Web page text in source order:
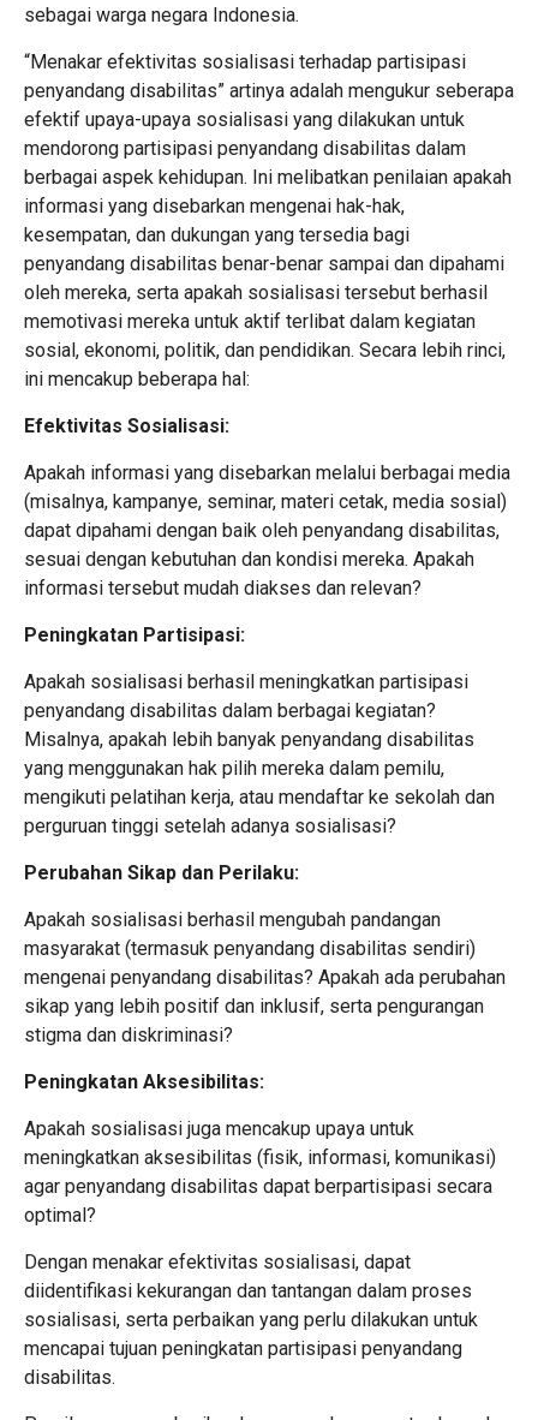
sebagai warga negara Indonesia.
“Menakar efektivitas sosialisasi terhadap partisipasi
penyandang disabilitas” artinya adalah mengukur seberapa
efektif upaya-upaya sosialisasi yang dilakukan untuk
mendorong partisipasi penyandang disabilitas dalam
berbagai aspek kehidupan. Ini melibatkan penilaian apakah
informasi yang disebarkan mengenai hak-hak,
kesempatan, dan dukungan yang tersedia bagi
penyandang disabilitas benar-benar sampai dan dipahami
oleh mereka, serta apakah sosialisasi tersebut berhasil
memotivasi mereka untuk aktif terlibat dalam kegiatan
sosial, ekonomi, politik, dan pendidikan. Secara lebih rinci,
ini mencakup beberapa hal:
Efektivitas Sosialisasi:
Apakah informasi yang disebarkan melalui berbagai media
(misalnya, kampanye, seminar, materi cetak, media sosial)
dapat dipahami dengan baik oleh penyandang disabilitas,
sesuai dengan kebutuhan dan kondisi mereka. Apakah
informasi tersebut mudah diakses dan relevan?
Peningkatan Partisipasi:
Apakah sosialisasi berhasil meningkatkan partisipasi
penyandang disabilitas dalam berbagai kegiatan?
Misalnya, apakah lebih banyak penyandang disabilitas
yang menggunakan hak pilih mereka dalam pemilu,
mengikuti pelatihan kerja, atau mendaftar ke sekolah dan
perguruan tinggi setelah adanya sosialisasi?
Perubahan Sikap dan Perilaku:
Apakah sosialisasi berhasil mengubah pandangan
masyarakat (termasuk penyandang disabilitas sendiri)
mengenai penyandang disabilitas? Apakah ada perubahan
sikap yang lebih positif dan inklusif, serta pengurangan
stigma dan diskriminasi?
Peningkatan Aksesibilitas:
Apakah sosialisasi juga mencakup upaya untuk
meningkatkan aksesibilitas (fisik, informasi, komunikasi)
agar penyandang disabilitas dapat berpartisipasi secara
optimal?
Dengan menakar efektivitas sosialisasi, dapat
diidentifikasi kekurangan dan tantangan dalam proses
sosialisasi, serta perbaikan yang perlu dilakukan untuk
mencapai tujuan peningkatan partisipasi penyandang
disabilitas.